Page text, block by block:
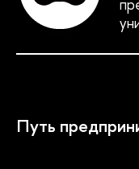
Путь